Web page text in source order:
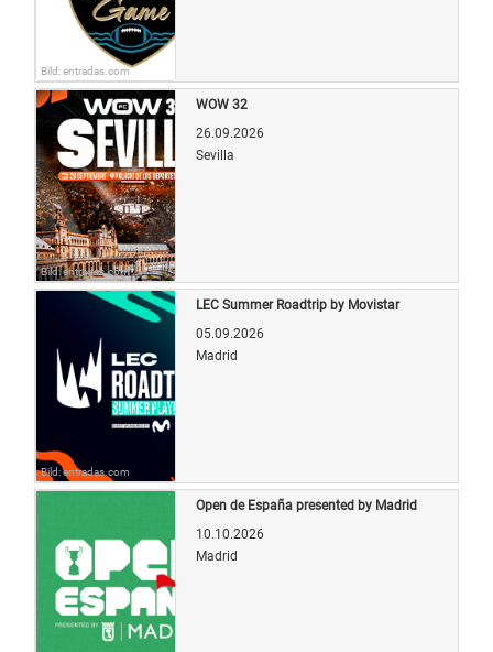
Bild: entradas.com
Bild: entradas.com
WOW 32
26.09.2026
Sevilla
Bild: entradas.com
LEC Summer Roadtrip by Movistar
05.09.2026
Madrid
Open de España presented by Madrid
10.10.2026
Madrid